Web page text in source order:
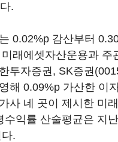
.
0.02%p 감산부터
래에셋자산운용과 주
투자증권, SK증권
해 0.09%p 가산한 이
사 네 곳이 제시한 미
수익률 산술평균은 지
.